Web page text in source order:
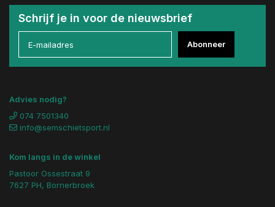
Schrijf je in voor de nieuwsbrief
Abonneer
Advies nodig?
074 7501340
info@semschietsport.nl
Kom langs in de winkel
Pastoor Ossestraat 9
7627 PH, Bornerbroek